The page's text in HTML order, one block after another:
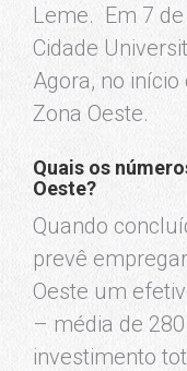
Leme. Em 7
Cidade
Agora, no
Zona Oeste.
Quais os
Oeste?
Quando
prevê
Oeste um
– média de
investimento